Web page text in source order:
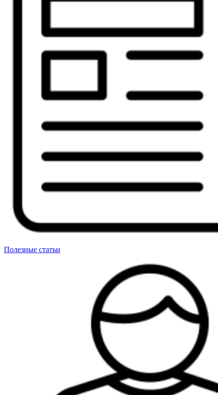
Полезные статьи